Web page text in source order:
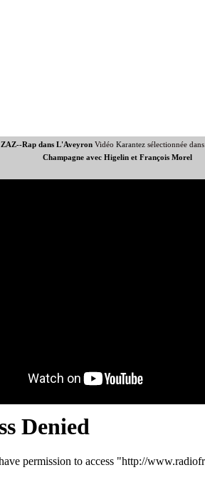
ZAZ--Rap dans L'AveyronVidéo Karantezsélectionnée dans
Champagne avec Higelin et François Morel